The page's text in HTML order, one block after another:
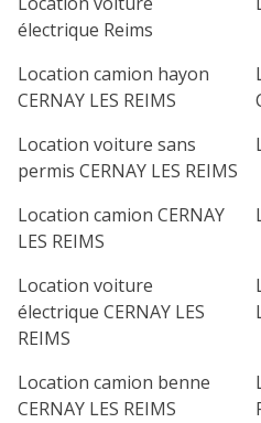
électrique Reims
Location camion hayon
CERNAY LES REIMS
Location voiture sans
permis CERNAY LES REIMS
Location camion CERNAY
LES REIMS
Location voiture
électrique CERNAY LES
REIMS
Location camion benne
CERNAY LES REIMS